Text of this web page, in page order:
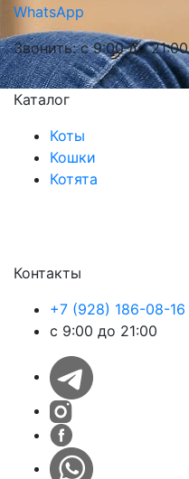
WhatsApp
Звонить: с 9:00 до 21:00
Каталог
Коты
Кошки
Котята
Контакты
+7 (928) 186-08-16
с 9:00 до 21:00